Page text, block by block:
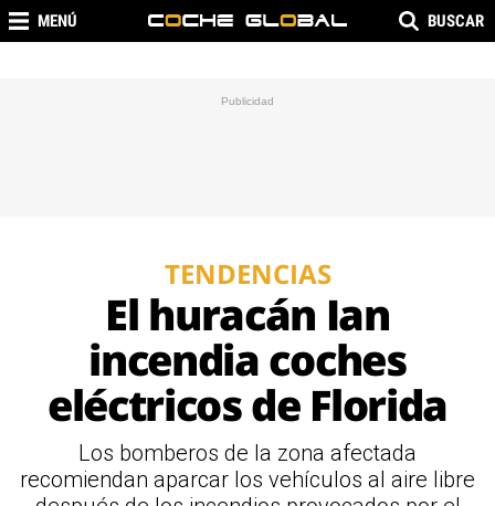
MENÚ BUSCAR
TENDENCIAS
El huracán Ian
incendia coches
eléctricos de Florida
Los bomberos de la zona afectada
recomiendan aparcar los vehículos al aire libre